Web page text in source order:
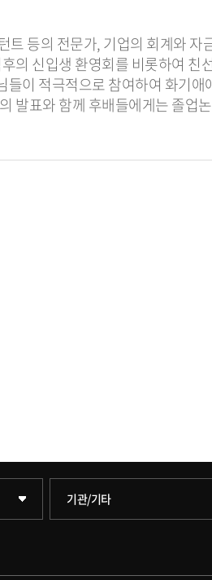
등의 전문가, 기업의 회계와 자
의 신입생 환영회를 비롯하여 친
이 적극적으로 참여하여 화기
발표와 함께 후배들에게는 졸업
기관/기타
학술정보원(도서관)